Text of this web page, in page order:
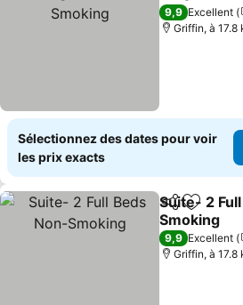
9,9 Excellent
Griffin, à 17.8
Sélectionnez des dates pour voir
les prix exacts
PartagerAjouter
Suite- 2
Smoking
9,9 Excellent
Griffin, à 17.8